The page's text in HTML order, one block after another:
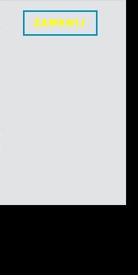
ZAMKNIJ